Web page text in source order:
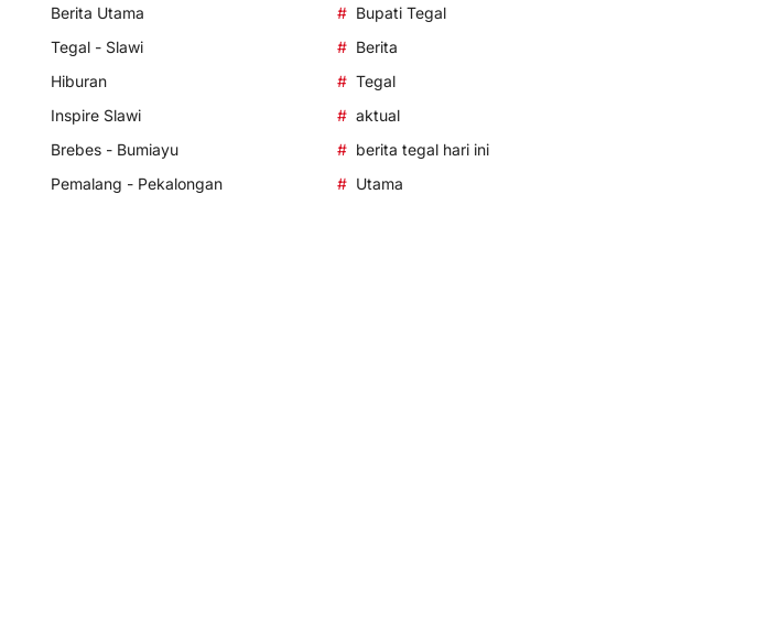
Berita Utama
Tegal - Slawi
Hiburan
Inspire Slawi
Brebes - Bumiayu
Pemalang - Pekalongan
Bupati Tegal
Berita
Tegal
aktual
berita tegal hari ini
Utama